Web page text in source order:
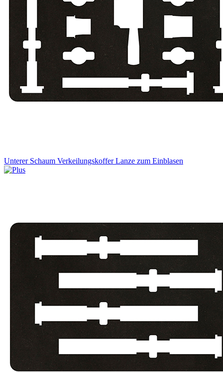
Unterer Schaum Verkeilungskoffer Lanze zum Einblasen